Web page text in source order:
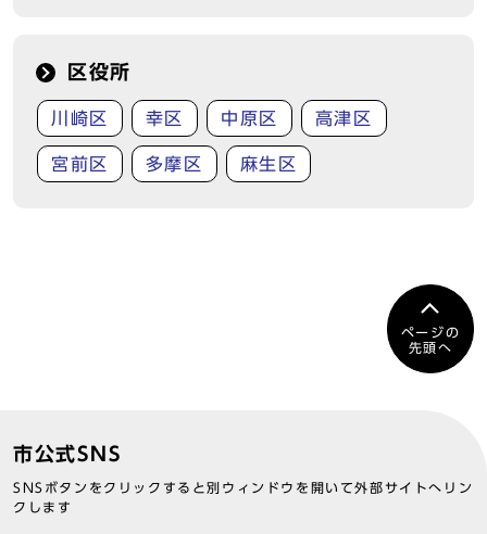
区役所
川崎区 幸区 中原区 高津区
宮前区 多摩区 麻生区
ページの
先頭へ
市公式SNS
SNSボタンをクリックすると別ウィンドウを開いて外部サイトへリン
クします